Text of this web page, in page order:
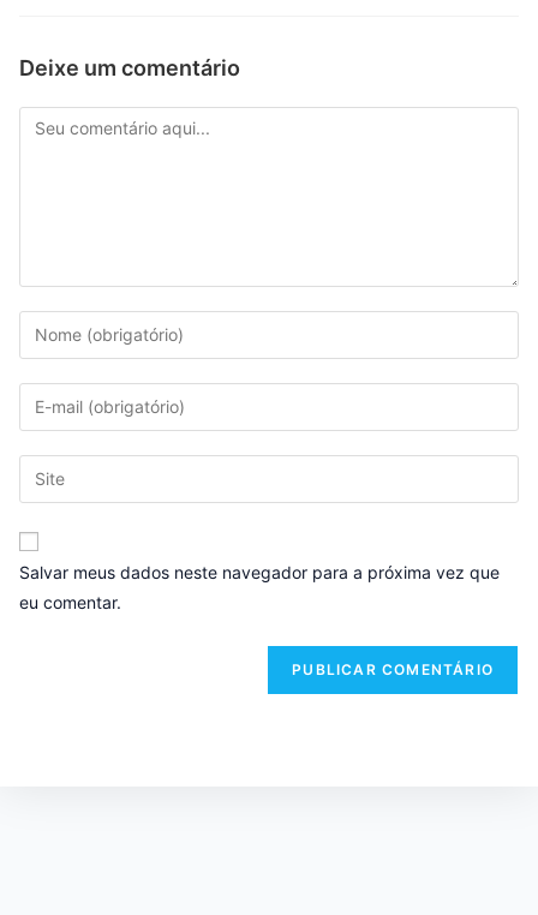
Deixe um comentário
Salvar meus dados neste navegador para a próxima vez que
eu comentar.